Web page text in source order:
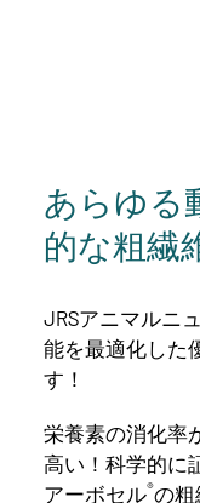
あらゆる
的な粗繊
JRSアニマルニ
能を最適化した
す！
栄養素の消化率
高い！科学的に
アーボセル®の粗